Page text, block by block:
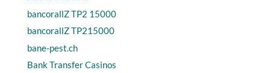
bancorallZ TP2 15000
bancorallZ TP215000
bane-pest.ch
Bank Transfer Casinos